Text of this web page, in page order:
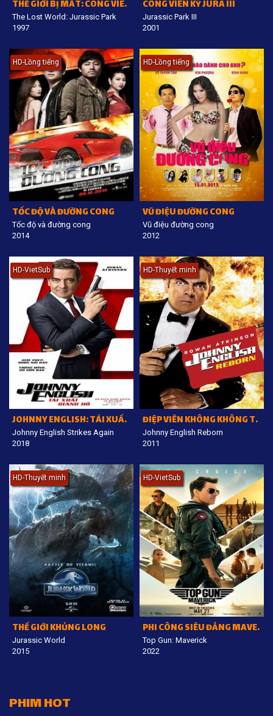
THẾ GIỚI BỊ MẤT: CÔNG VIÊN KỶ JURA
The Lost World: Jurassic Park
1997
CÔNG VIÊN KỶ JURA III
Jurassic Park III
2001
HD-Lồng tiếng
TỐC ĐỘ VÀ ĐƯỜNG CONG
Tốc độ và đường cong
2014
HD-Lồng tiếng
VŨ ĐIỆU ĐƯỜNG CONG
Vũ điệu đường cong
2012
HD-VietSub
JOHNNY ENGLISH: TÁI XUẤT GIANG HỒ
Johnny English Strikes Again
2018
HD-Thuyết minh
ĐIỆP VIÊN KHÔNG KHÔNG THẤY TÁI XUẤT
Johnny English Reborn
2011
HD-Thuyết minh
THẾ GIỚI KHỦNG LONG
Jurassic World
2015
HD-VietSub
PHI CÔNG SIÊU ĐẲNG MAVERICK
Top Gun: Maverick
2022
PHIM HOT